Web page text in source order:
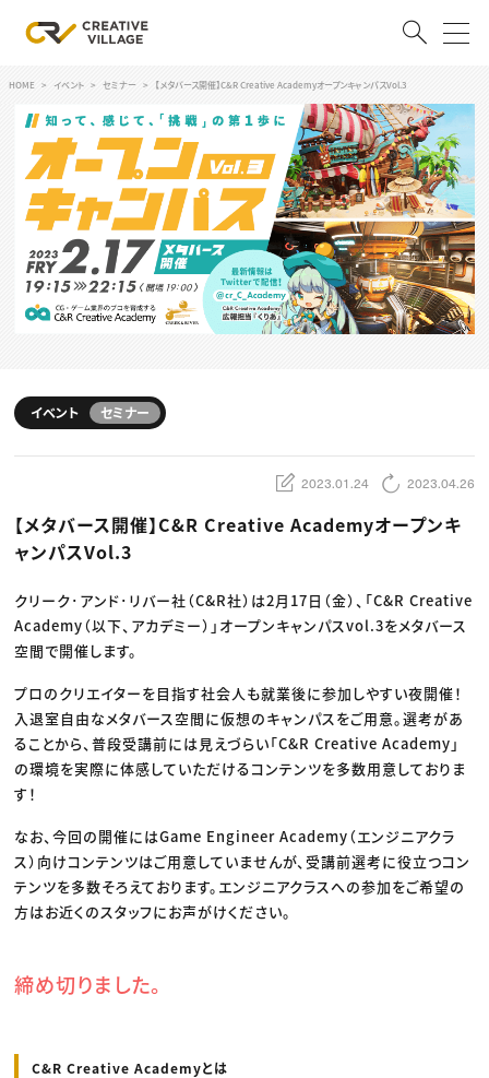
ログイン 会員登録
RECRUIT
クリエイター求人を探す
CREATIVE JOB求人検索
特集求人
スキルアップしたい！
デザイン
編集・ライティング
マーケティング
ディレクション
業界解説・キャリア事情
TOP Creator’s コラム
Webクリエイター
アプリクリエイター
ゲームクリエイター
映像クリエイター
クリエイターインタビュー
C＆R Magazine
セミナー
ニュース・トレンド トップ
Web
映像
ゲーム・エンタメ
出版
CREATIVE VILLAGEからのお知らせ
プロフェッショナル×つながる×メディア
HOME イベント セミナー 【メタバース開催】C&R Creative AcademyオープンキャンパスVol.3
イベント セミナー
2023.01.24 2023.04.26
【メタバース開催】C&R Creative Academyオープンキ
ャンパスVol.3
クリーク･アンド･リバー社（C&R社）は2月17日（金）、「C&R Creative
Academy（以下、アカデミー）」オープンキャンパスvol.3をメタバース
空間で開催します。
プロのクリエイターを目指す社会人も就業後に参加しやすい夜開催！
入退室自由なメタバース空間に仮想のキャンパスをご用意。選考があ
ることから、普段受講前には見えづらい「C&R Creative Academy」
の環境を実際に体感していただけるコンテンツを多数用意しておりま
す！
なお、今回の開催にはGame Engineer Academy（エンジニアクラ
ス）向けコンテンツはご用意していませんが、受講前選考に役立つコン
テンツを多数そろえております。エンジニアクラスへの参加をご希望の
方はお近くのスタッフにお声がけください。
締め切りました。
C&R Creative Academyとは